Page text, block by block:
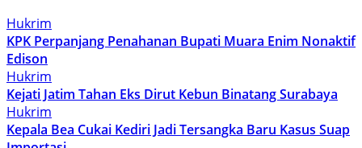
Hukrim
KPK Perpanjang Penahanan Bupati Muara Enim Nonaktif
Edison
Hukrim
Kejati Jatim Tahan Eks Dirut Kebun Binatang Surabaya
Hukrim
Kepala Bea Cukai Kediri Jadi Tersangka Baru Kasus Suap